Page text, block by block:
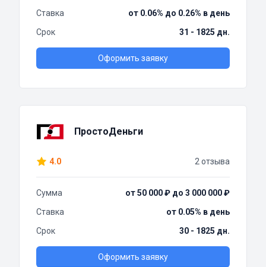
Ставка
от 0.06% до 0.26% в день
Срок
31 - 1825 дн.
Оформить заявку
ПростоДеньги
4.0 2 отзыва
Сумма
от 50 000 ₽ до 3 000 000 ₽
Ставка
от 0.05% в день
Срок
30 - 1825 дн.
Оформить заявку